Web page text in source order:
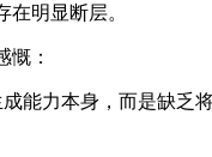
明显断层。
慨：
能力本身，而是缺乏